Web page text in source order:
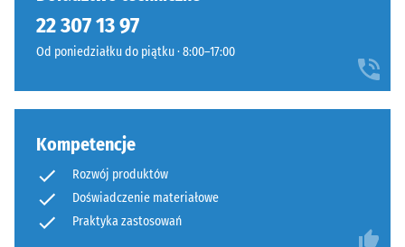
żadnego
produktu22 307 13 97
Od poniedziałku do piątku · 8:00–17:00
Kompetencje
Rozwój produktów
Doświadczenie materiałowe
Praktyka zastosowań